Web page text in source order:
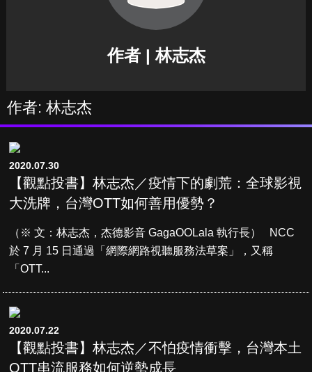
作者 | 林志杰
作者: 林志杰
2020.07.30
【觀點投書】林志杰／疫情下的劇荒：全球影視
大洗牌，台灣OTT如何善用優勢？
（※ 文：林志杰，杰德影音 GagaOOLala 執行長） NCC
於 7 月 15 日通過「網際網路視聽服務法草案」，又稱
「OTT...
2020.07.22
【觀點投書】林志杰／不怕疫情衝擊，台灣本土
OTT串流服務如何逆勢成長